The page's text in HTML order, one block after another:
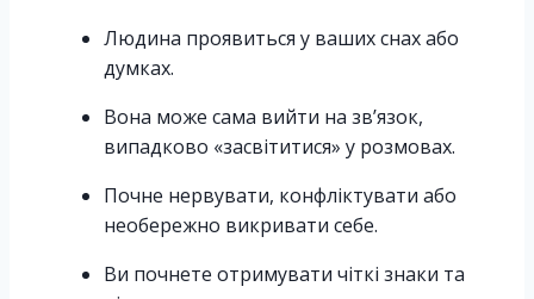
Людина проявиться у ваших снах або
думках.
Вона може сама вийти на зв’язок,
випадково «засвітитися» у розмовах.
Почне нервувати, конфліктувати або
необережно викривати себе.
Ви почнете отримувати чіткі знаки та